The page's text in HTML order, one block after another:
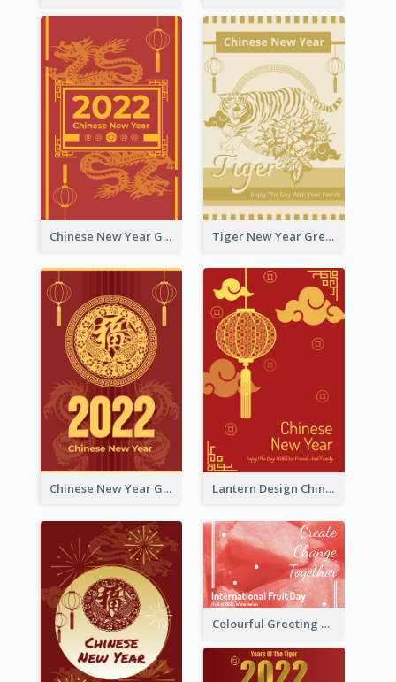
Chinese New Year Greeting Card With Graphic Decorations Tiger New Year Greeting Card With Decorations
Chinese New Year Greeting Card With Dragon Decorations Lantern Design Chinese New Year Greeting Card
Colourful Greeting Card For International Fruit Day 2021